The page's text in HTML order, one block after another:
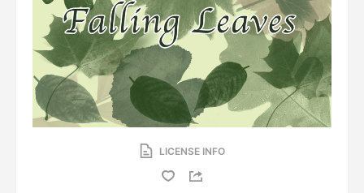
LICENSE INFO